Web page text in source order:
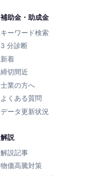
補助金・助成金
キーワード検索
3 分診断
新着
締切間近
士業の方へ
よくある質問
データ更新状況
解説
解説記事
物価高騰対策